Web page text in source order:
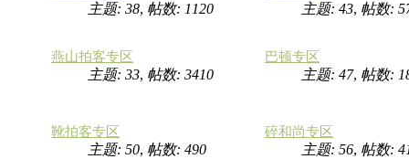
主题: 38, 帖数: 1120 主题: 43, 帖数:
燕山拍客专区
主题: 33, 帖数: 3410
巴顿专区
主题: 47, 帖数:
靴拍客专区
主题: 50, 帖数: 490
碎和尚专区
主题: 56, 帖数: